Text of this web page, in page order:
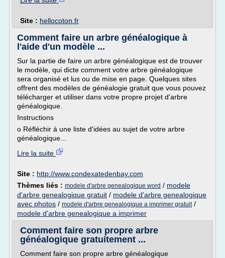
Site : hellocoton.fr
Comment faire un arbre généalogique à
l'aide d'un modèle ...
Sur la partie de faire un arbre généalogique est de trouver
le modèle, qui dicte comment votre arbre généalogique
sera organisé et lus ou de mise en page. Quelques sites
offrent des modèles de généalogie gratuit que vous pouvez
télécharger et utiliser dans votre propre projet d'arbre
généalogique.
Instructions
o Réfléchir à une liste d'idées au sujet de votre arbre
généalogique...
Lire la suite
Site : http://www.condexatedenbay.com
Thèmes liés : modele d'arbre genealogique word / modele
d'arbre genealogique gratuit / modele d'arbre genealogique
avec photos / modele d'arbre genealogique a imprimer gratuit/
modele d'arbre genealogique a imprimer
Comment faire son propre arbre
généalogique gratuitement ...
Comment faire son propre arbre généalogique